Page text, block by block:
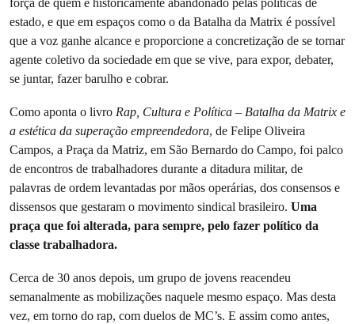
estado, e que em espaços como o da Batalha da Matrix é possível
que a voz ganhe alcance e proporcione a concretização de se tornar
agente coletivo da sociedade em que se vive, para expor, debater,
se juntar, fazer barulho e cobrar.
Como aponta o livro Rap, Cultura e Política – Batalha da Matrix e
a estética da superação empreendedora, de Felipe Oliveira
Campos, a Praça da Matriz, em São Bernardo do Campo, foi palco
de encontros de trabalhadores durante a ditadura militar, de
palavras de ordem levantadas por mãos operárias, dos consensos e
dissensos que gestaram o movimento sindical brasileiro. Uma
praça que foi alterada, para sempre, pelo fazer político da
classe trabalhadora.
Cerca de 30 anos depois, um grupo de jovens reacendeu
semanalmente as mobilizações naquele mesmo espaço. Mas desta
vez, em torno do rap, com duelos de MC’s. E assim como antes,